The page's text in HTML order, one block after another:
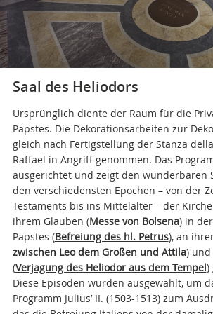
Saal des Heliodors
Ursprünglich diente der Raum für die
Papstes. Die Dekorationsarbeiten zur
gleich nach Fertigstellung der Stanza
Raffael in Angriff genommen. Das
ausgerichtet und zeigt den wunderbaren
den verschiedensten Epochen – von der
Testaments bis ins Mittelalter – der
ihrem Glauben (Messe von Bolsena) in
Papstes (Befreiung des hl. Petrus), an
zwischen Leo dem Großen und Attila)
(Verjagung des Heliodor aus dem Tempel)
Diese Episoden wurden ausgewählt, um
Programm Julius’ II. (1503-1513) zum